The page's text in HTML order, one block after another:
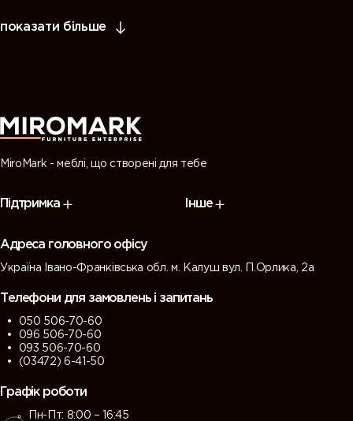
показати більше
MiroMark - меблі, що створені для тебе
Підтримка Інше
Адреса головного офісу
Україна Івано-Франківська обл. м. Калуш вул. П.Орлика, 2а
Телефони для замовлень і запитань
050 506-70-60
096 506-70-60
093 506-70-60
(03472) 6-41-50
Графік роботи
Пн-Пт: 8:00 – 16:45